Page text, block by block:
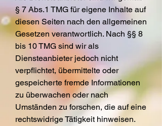
§ 7 Abs.1 TMG für eigene Inhalte auf
diesen Seiten nach den allgemeinen
Gesetzen verantwortlich. Nach §§ 8
bis 10 TMG sind wir als
Diensteanbieter jedoch nicht
verpflichtet, übermittelte oder
gespeicherte fremde Informationen
zu überwachen oder nach
Umständen zu forschen, die auf eine
rechtswidrige Tätigkeit hinweisen.